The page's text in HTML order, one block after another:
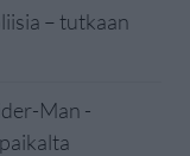
– tutkaan
Man -